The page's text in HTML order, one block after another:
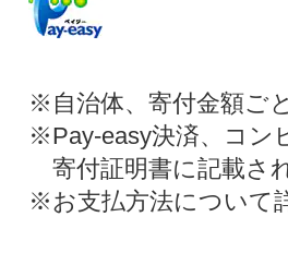
※自治体、寄付金額ご
※Pay-easy決済、コン
寄付証明書に記載さ
※お支払方法について